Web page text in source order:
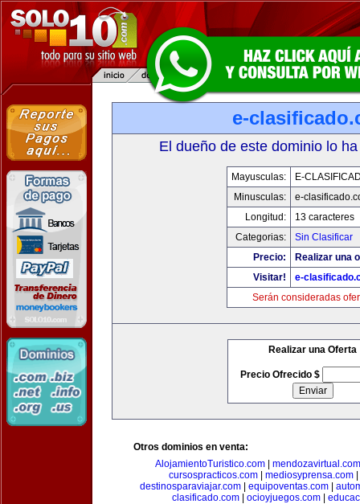
e-
El dueño de este dominio lo
Mayusculas:
E-
Minusculas:
e-
Longitud:
13 caracteres
Categorias:
Sin Clasificar
Precio:
Realizar una
Visitar!
e-
Serán consideradas
Realizar una Oferta
Precio Ofrecido $
Otros dominios en venta:
AlojamientoTuristico.com
mendozavirtual.com
cursospracticos.com| mediosyprensa.com|
destinosparaviajar.com
equipoventas.com
clasificado.com
ocioyjuegos.com